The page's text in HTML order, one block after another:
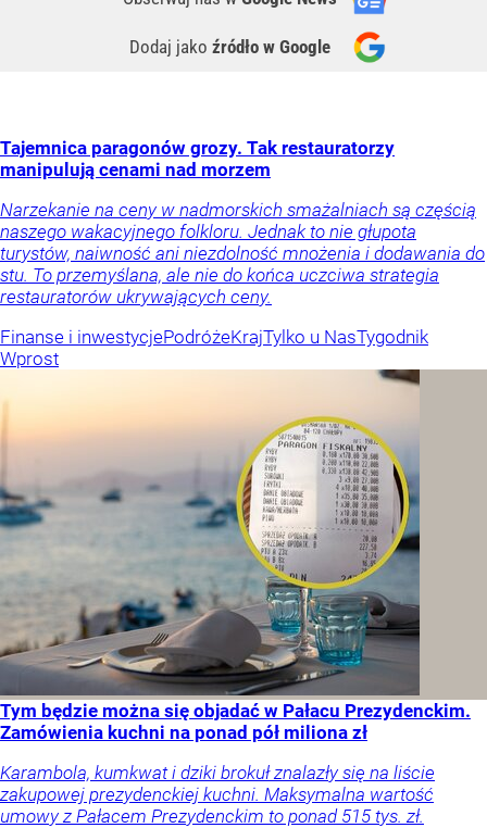
Dodaj jako źródło w Google
Tajemnica paragonów grozy. Tak restauratorzy
manipulują cenami nad morzem
Narzekanie na ceny w nadmorskich smażalniach są częścią
naszego wakacyjnego folkloru. Jednak to nie głupota
turystów, naiwność ani niezdolność mnożenia i dodawania do
stu. To przemyślana, ale nie do końca uczciwa strategia
restauratorów ukrywających ceny.
Finanse i inwestycjePodróżeKrajTylko u NasTygodnik
Wprost
Tym będzie można się objadać w Pałacu Prezydenckim.
Zamówienia kuchni na ponad pół miliona zł
Karambola, kumkwat i dziki brokuł znalazły się na liście
zakupowej prezydenckiej kuchni. Maksymalna wartość
umowy z Pałacem Prezydenckim to ponad 515 tys. zł.